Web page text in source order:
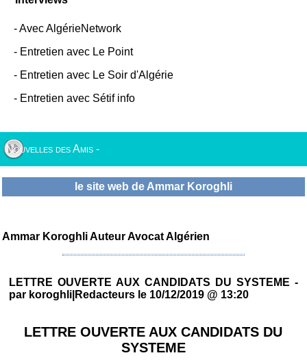
-Avec AlgérieNetwork
- Entretien avec Le Point
- Entretien avec Le Soir d'Algérie
- Entretien avec Sétif info
Nouvelles des Amis -
le site web de Ammar Koroghli
Ammar Koroghli Auteur Avocat Algérien
LETTRE OUVERTE AUX CANDIDATS DU SYSTEME -
par koroghli|Redacteurs le 10/12/2019 @ 13:20
LETTRE OUVERTE AUX CANDIDATS DU
SYSTEME